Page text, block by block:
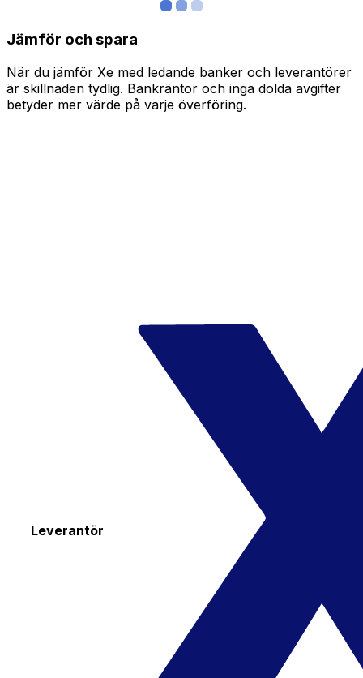
Jämför och spara
När du jämför Xe med ledande banker och leverantörer
är skillnaden tydlig. Bankräntor och inga dolda avgifter
betyder mer värde på varje överföring.
Leverantör